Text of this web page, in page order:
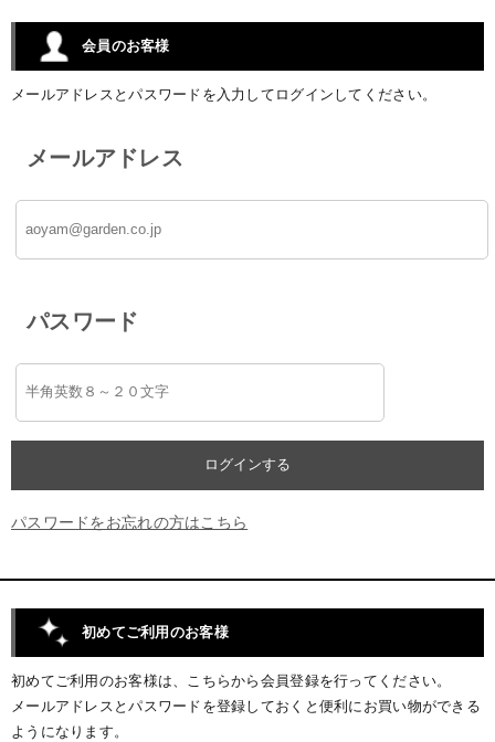
会員のお客様
メールアドレスとパスワードを入力してログインしてください。
メールアドレス
パスワード
パスワードをお忘れの方はこちら
初めてご利用のお客様
初めてご利用のお客様は、こちらから会員登録を行ってください。
メールアドレスとパスワードを登録しておくと便利にお買い物ができる
ようになります。